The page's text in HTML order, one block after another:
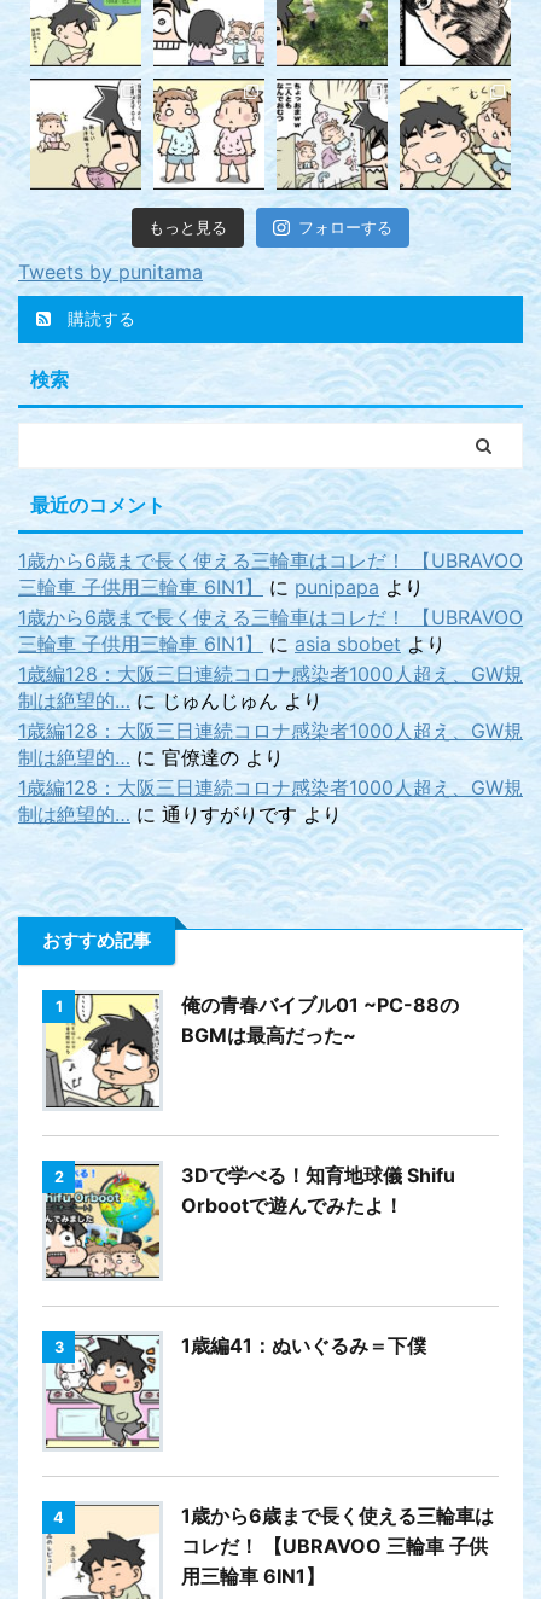
もっと見る フォローする
Tweets by punitama
購読する
検索
最近のコメント
1歳から6歳まで長く使える三輪車はコレだ！ 【UBRAVOO
三輪車 子供用三輪車 6IN1】
に punipapa より
1歳から6歳まで長く使える三輪車はコレだ！ 【UBRAVOO
三輪車 子供用三輪車 6IN1】
に asia sbobet より
1歳編128：大阪三日連続コロナ感染者1000人超え、GW規
制は絶望的…にじゅんじゅん より
1歳編128：大阪三日連続コロナ感染者1000人超え、GW規
制は絶望的… に 官僚達の より
1歳編128：大阪三日連続コロナ感染者1000人超え、GW規
制は絶望的… に 通りすがりです より
おすすめ記事
1
俺の青春バイブル01 ~PC-88の
BGMは最高だった~
2
3Dで学べる！知育地球儀 Shifu
Orbootで遊んでみたよ！
3 1歳編41：ぬいぐるみ＝下僕
4
1歳から6歳まで長く使える三輪車は
コレだ！ 【UBRAVOO 三輪車 子供
用三輪車 6IN1】